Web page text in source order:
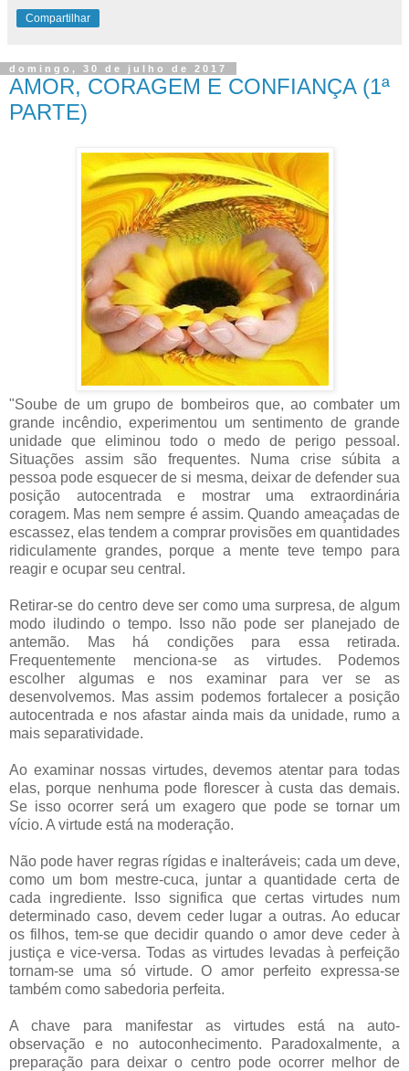
Compartilhar
domingo, 30 de julho de 2017
AMOR, CORAGEM E CONFIANÇA (1ª
PARTE)
"Soube de um grupo de bombeiros que, ao combater um
grande incêndio, experimentou um sentimento de grande
unidade que eliminou todo o medo de perigo pessoal.
Situações assim são frequentes. Numa crise súbita a
pessoa pode esquecer de si mesma, deixar de defender sua
posição autocentrada e mostrar uma extraordinária
coragem. Mas nem sempre é assim. Quando ameaçadas de
escassez, elas tendem a comprar provisões em quantidades
ridiculamente grandes, porque a mente teve tempo para
reagir e ocupar seu central.
Retirar-se do centro deve ser como uma surpresa, de algum
modo iludindo o tempo. Isso não pode ser planejado de
antemão. Mas há condições para essa retirada.
Frequentemente menciona-se as virtudes. Podemos
escolher algumas e nos examinar para ver se as
desenvolvemos. Mas assim podemos fortalecer a posição
autocentrada e nos afastar ainda mais da unidade, rumo a
mais separatividade.
Ao examinar nossas virtudes, devemos atentar para todas
elas, porque nenhuma pode florescer à custa das demais.
Se isso ocorrer será um exagero que pode se tornar um
vício. A virtude está na moderação.
Não pode haver regras rígidas e inalteráveis; cada um deve,
como um bom mestre-cuca, juntar a quantidade certa de
cada ingrediente. Isso significa que certas virtudes num
determinado caso, devem ceder lugar a outras. Ao educar
os filhos, tem-se que decidir quando o amor deve ceder à
justiça e vice-versa. Todas as virtudes levadas à perfeição
tornam-se uma só virtude. O amor perfeito expressa-se
também como sabedoria perfeita.
A chave para manifestar as virtudes está na auto-
observação e no autoconhecimento. Paradoxalmente, a
preparação para deixar o centro pode ocorrer melhor de